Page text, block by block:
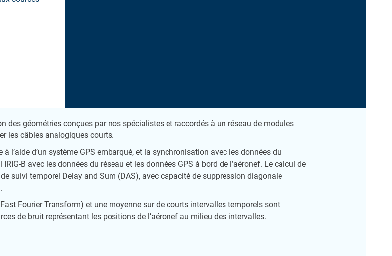
des géométries conçues par nos spécialistes et raccordés à un réseau de modules
les câbles analogiques courts.
l’aide d’un système GPS embarqué, et la synchronisation avec les données du
B avec les données du réseau et les données GPS à bord de l’aéronef. Le calcul de
suivi temporel Delay and Sum (DAS), avec capacité de suppression diagonale
Fourier Transform) et une moyenne sur de courts intervalles temporels sont
de bruit représentant les positions de l’aéronef au milieu des intervalles.